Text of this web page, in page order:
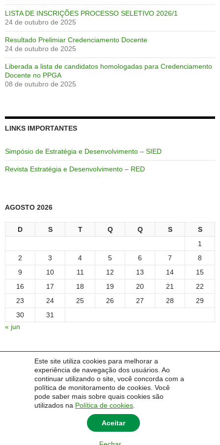
Este site utiliza cookies para melhorar a
experiência de navegação dos usuários. Ao
continuar utilizando o site, você concorda com a
política de monitoramento de cookies. Você
pode saber mais sobre quais cookies são
utilizados na Política de cookies
Aceitar
LISTA DE INSCRIÇÕES PROCESSO SELETIVO 2026/1
24 de outubro de 2025
Resultado Prelimiar Credenciamento Docente
24 de outubro de 2025
Liberada a lista de candidatos homologadas para Credenciamento
Docente no PPGA
08 de outubro de 2025
LINKS IMPORTANTES
Simpósio de Estratégia e Desenvolvimento – SIED
Revista Estratégia e Desenvolvimento – RED
AGOSTO 2026
D S T Q Q S
S
1
2
3 4 5 6 7
8
9
10 11 12 13 14
15
16
17 18 19 20 21
22
23
24 25 26 27 28
29
30
31
« jun
Português English Español
© 2014 Universidade Federal do Pampa - UNIPAMPA